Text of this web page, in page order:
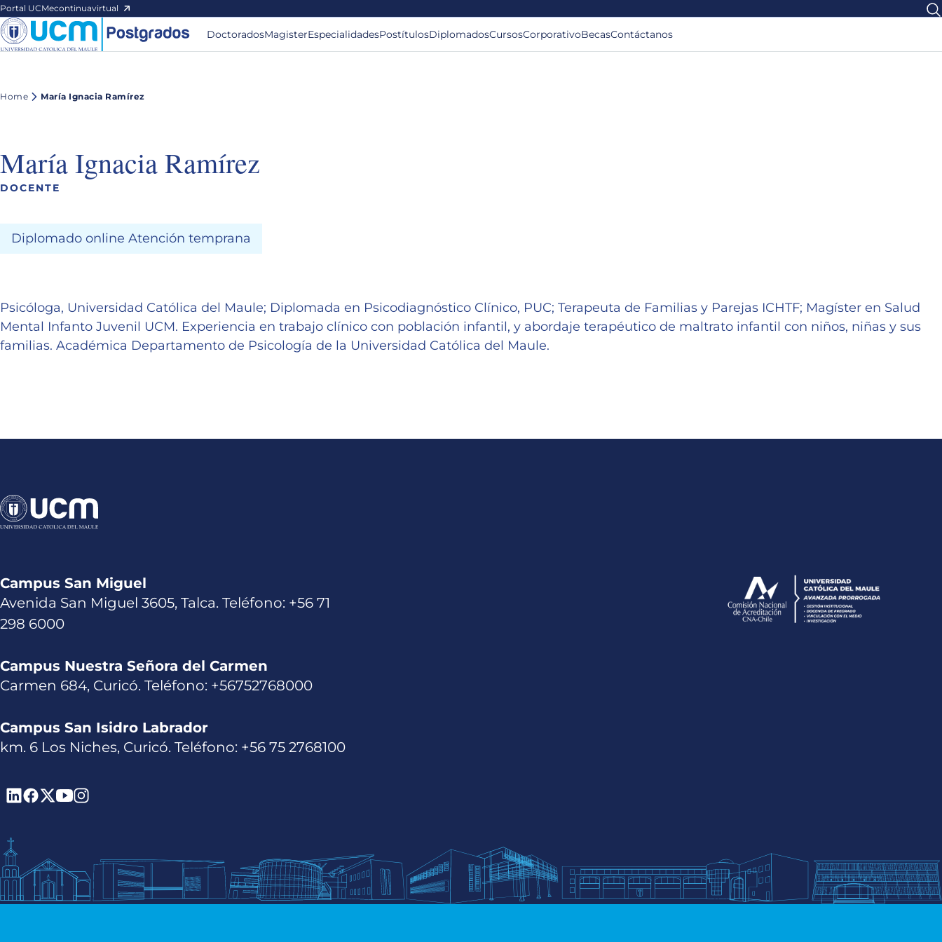
Portal UCMecontinuavirtual
DoctoradosMagisterEspecialidadesPostítulosDiplomadosCursosCorporativoBecasContáctanos
Home María Ignacia Ramírez
María Ignacia Ramírez
DOCENTE
Diplomado online Atención temprana
Psicóloga, Universidad Católica del Maule; Diplomada en Psicodiagnóstico Clínico, PUC; Terapeuta de Familias y Parejas ICHTF; Magíster en Salud
Mental Infanto Juvenil UCM. Experiencia en trabajo clínico con población infantil, y abordaje terapéutico de maltrato infantil con niños, niñas y sus
familias. Académica Departamento de Psicología de la Universidad Católica del Maule.
Campus San Miguel
Avenida San Miguel 3605, Talca. Teléfono: +56 71
298 6000
Campus Nuestra Señora del Carmen
Carmen 684, Curicó. Teléfono: +56752768000
Campus San Isidro Labrador
km. 6 Los Niches, Curicó. Teléfono: +56 75 2768100